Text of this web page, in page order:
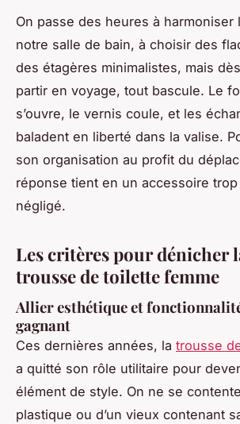
On passe des heures à harmoniser
notre salle de bain, à choisir des
des étagères minimalistes, mais dès
partir en voyage, tout bascule. Le
s’ouvre, le vernis coule, et les
baladent en liberté dans la valise.
son organisation au profit du
réponse tient en un accessoire
négligé.
Les critères pour dénicher
trousse de toilette femme
Allier esthétique et
gagnant
Ces dernières années, la trousse
a quitté son rôle utilitaire pour
élément de style. On ne se
plastique ou d’un vieux contenant